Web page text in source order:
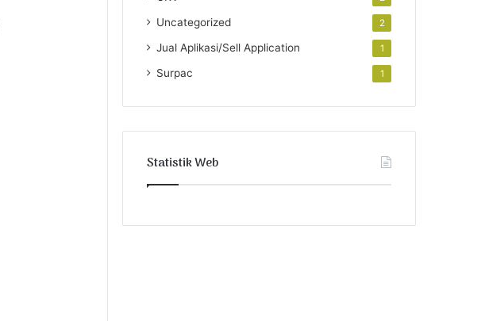
Uncategorized 2
Jual Aplikasi/Sell Application 1
Surpac 1
Statistik Web